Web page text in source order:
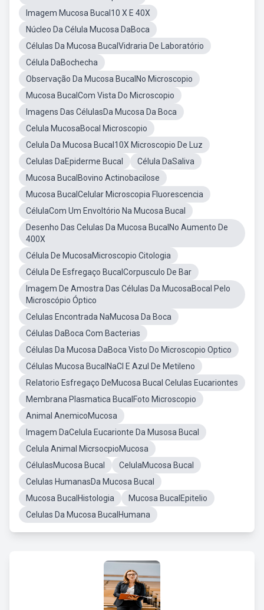
Imagem Mucosa Bucal10 X E 40X
Núcleo Da Célula Mucosa DaBoca
Células Da Mucosa BucalVidraria De Laboratório
Célula DaBochecha
Observação Da Mucosa BucalNo Microscopio
Mucosa BucalCom Vista Do Microscopio
Imagens Das CélulasDa Mucosa Da Boca
Celula MucosaBocal Microscopio
Celula Da Mucosa Bucal10X Microscopio De Luz
Celulas DaEpiderme Bucal
Célula DaSaliva
Mucosa BucalBovino Actinobacilose
Mucosa BucalCelular Microscopia Fluorescencia
CélulaCom Um Envoltório Na Mucosa Bucal
Desenho Das Celulas Da Mucosa BucalNo Aumento De
400X
Célula De MucosaMicroscopio Citologia
Célula De Esfregaço BucalCorpusculo De Bar
Imagem De Amostra Das Células Da MucosaBocal Pelo
Microscópio Óptico
Celulas Encontrada NaMucosa Da Boca
Células DaBoca Com Bacterias
Células Da Mucosa DaBoca Visto Do Microscopio Optico
Células Mucosa BucalNaCl E Azul De Metileno
Relatorio Esfregaço DeMucosa Bucal Celulas Eucariontes
Membrana Plasmatica BucalFoto Microscopio
Animal AnemicoMucosa
Imagem DaCelula Eucarionte Da Musosa Bucal
Celula Animal MicrsocpioMucosa
CélulasMucosa Bucal
CelulaMucosa Bucal
Celulas HumanasDa Mucosa Bucal
Mucosa BucalHistologia
Mucosa BucalEpitelio
Celulas Da Mucosa BucalHumana